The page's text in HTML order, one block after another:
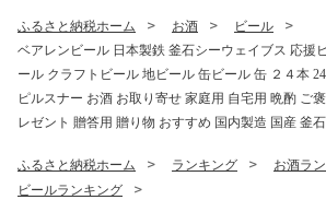
県 雫石町 送料無料
気 ハウ
ふるさと納税ホーム お酒
ビール
ベアレンビール 日本製鉄 釜石シーウェイブス 応援
ール クラフトビール 地ビール 缶ビール 缶 ２４本
ピルスナー お酒 お取り寄せ 家庭用 自宅用 晩酌 ご
レゼント 贈答用 贈り物 おすすめ 国内製造 国産 釜
ふるさと納税ホーム ランキング
お酒ラ
ビールランキング